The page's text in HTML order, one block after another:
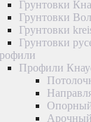
Грунтовки
Грунтовки
Грунтовки
Грунтовки
Профили